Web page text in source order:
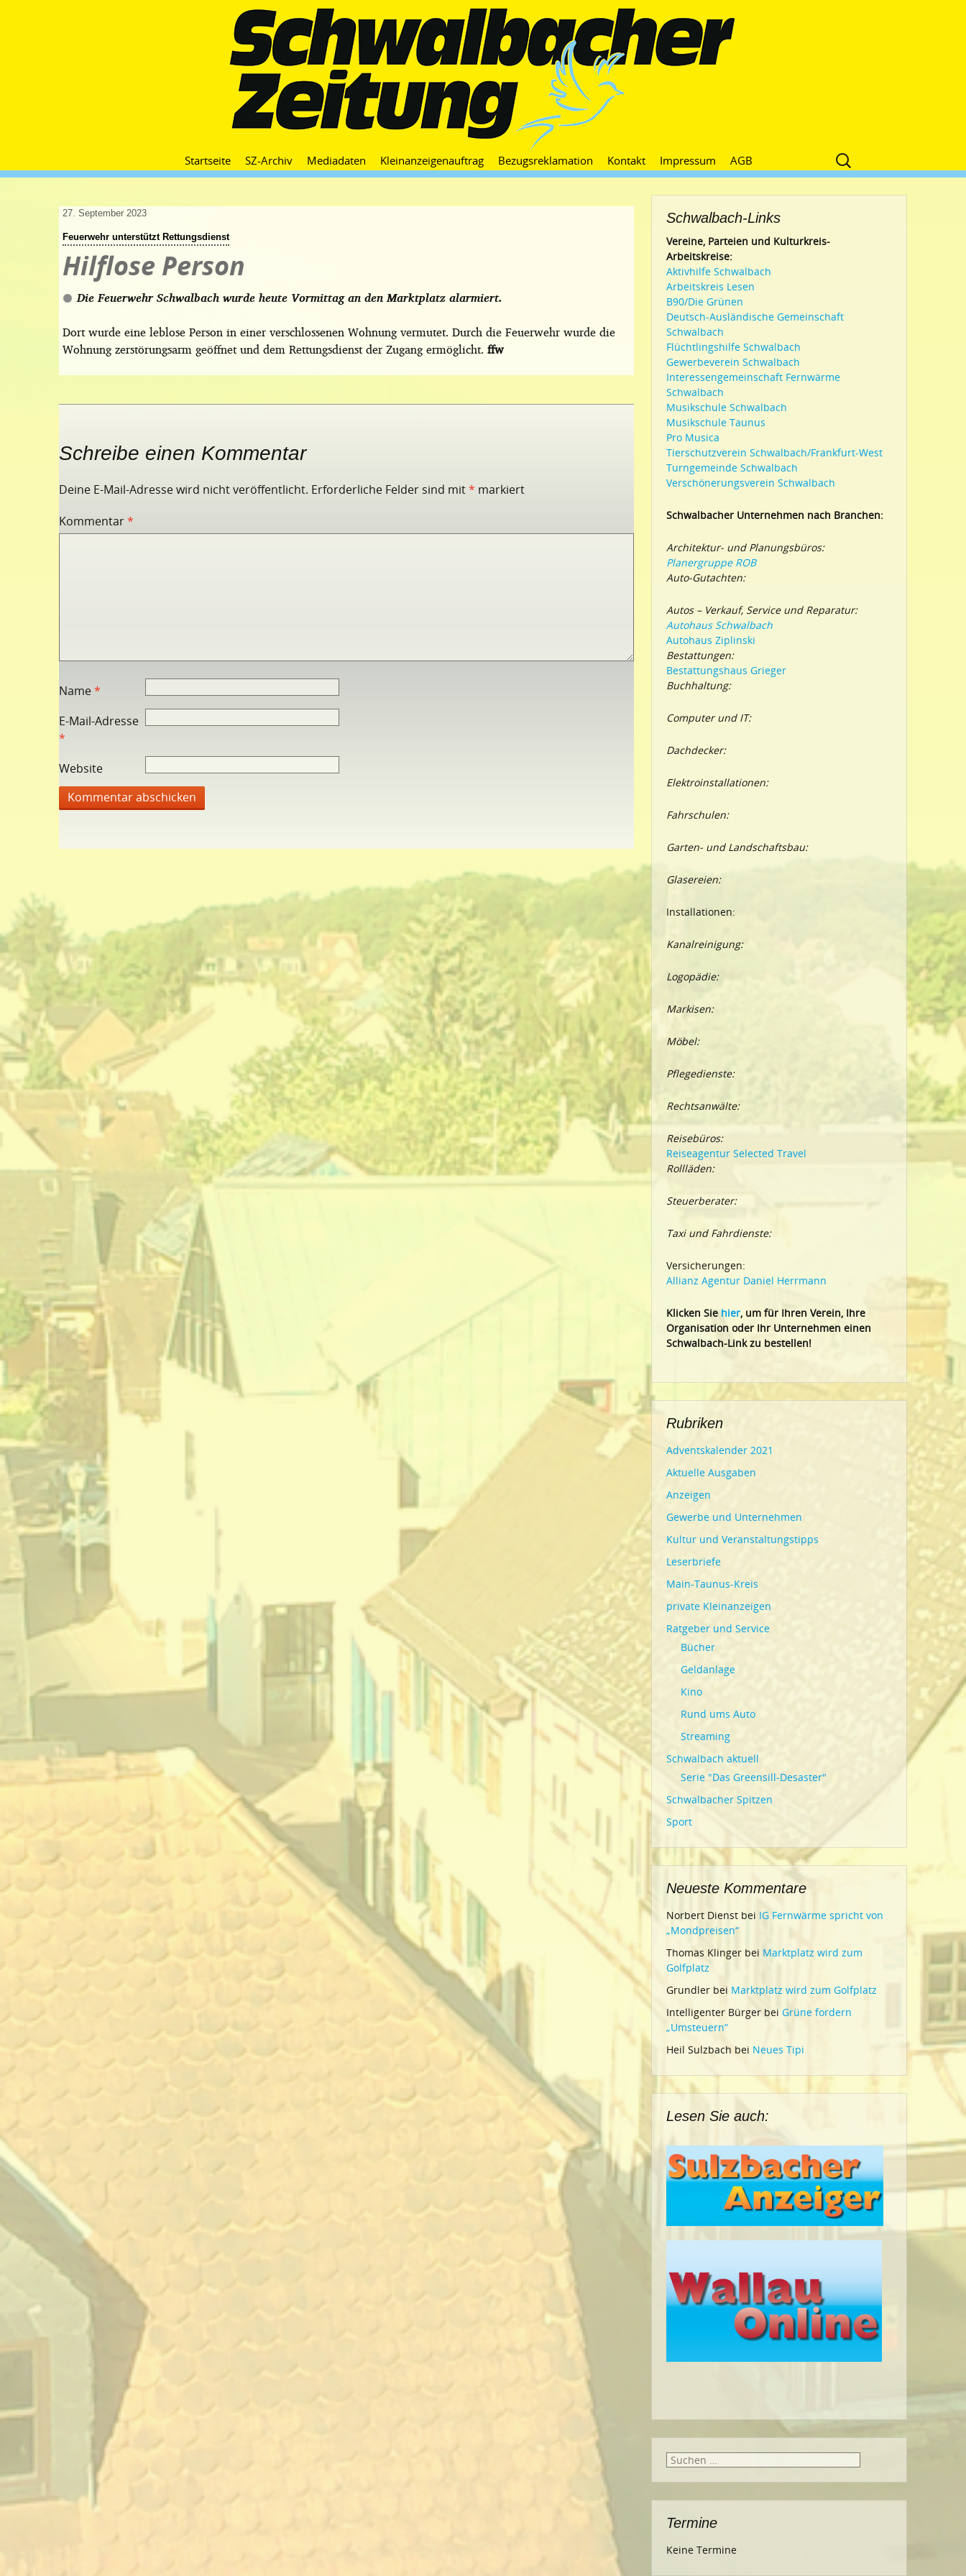
Zum
Inhalt
Startseite SZ-Archiv Mediadaten Kleinanzeigenauftrag Bezugsreklamation Kontakt Impressum AGB
Suche
nach:
27. September 2023
Feuerwehr unterstützt Rettungsdienst
Hilflose Person
Die Feuerwehr Schwalbach wurde heute Vormittag an den Marktplatz alarmiert.
Dort wurde eine leblose Person in einer verschlossenen Wohnung vermutet. Durch die Feuerwehr wurde die
Wohnung zerstörungsarm geöffnet und dem Rettungsdienst der Zugang ermöglicht. ffw
Schreibe einen Kommentar
Deine E-Mail-Adresse wird nicht veröffentlicht. Erforderliche Felder sind mit* markiert
Kommentar*
Name*
E-Mail-Adresse
*
Website
Schwalbach-Links
Vereine, Parteien und Kulturkreis-
Arbeitskreise:
Aktivhilfe Schwalbach
Arbeitskreis Lesen
B90/Die Grünen
Deutsch-Ausländische Gemeinschaft
Schwalbach
Flüchtlingshilfe Schwalbach
Gewerbeverein Schwalbach
Interessengemeinschaft Fernwärme
Schwalbach
Musikschule Schwalbach
Musikschule Taunus
Pro Musica
Tierschutzverein Schwalbach/Frankfurt-West
Turngemeinde Schwalbach
Verschönerungsverein Schwalbach
Schwalbacher Unternehmen nach Branchen:
Architektur- und Planungsbüros:
Planergruppe ROB
Auto-Gutachten:
Autos – Verkauf, Service und Reparatur:
Autohaus Schwalbach
Autohaus Ziplinski
Bestattungen:
Bestattungshaus Grieger
Buchhaltung:
Computer und IT:
Dachdecker:
Elektroinstallationen:
Fahrschulen:
Garten- und Landschaftsbau:
Glasereien:
Installationen:
Kanalreinigung:
Logopädie:
Markisen:
Möbel:
Pflegedienste:
Rechtsanwälte:
Reisebüros:
Reiseagentur Selected Travel
Rollläden:
Steuerberater:
Taxi und Fahrdienste:
Versicherungen:
Allianz Agentur Daniel Herrmann
Klicken Siehier, um für Ihren Verein, Ihre
Organisation oder Ihr Unternehmen einen
Schwalbach-Link zu bestellen!
Rubriken
Adventskalender 2021
Aktuelle Ausgaben
Anzeigen
Gewerbe und Unternehmen
Kultur und Veranstaltungstipps
Leserbriefe
Main-Taunus-Kreis
private Kleinanzeigen
Ratgeber und Service
Bücher
Geldanlage
Kino
Rund ums Auto
Streaming
Schwalbach aktuell
Serie "Das Greensill-Desaster"
Schwalbacher Spitzen
Sport
Neueste Kommentare
Norbert Dienst bei IG Fernwärme spricht von
„Mondpreisen“
Thomas Klinger bei Marktplatz wird zum
Golfplatz
Grundler bei Marktplatz wird zum Golfplatz
Intelligenter Bürger bei Grüne fordern
„Umsteuern“
Heil Sulzbach bei Neues Tipi
Lesen Sie auch:
Suche
Termine
Keine Termine